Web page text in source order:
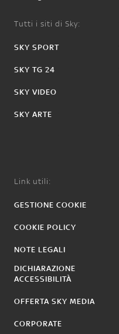
Tutti i siti di Sky:
SKY SPORT
SKY TG 24
SKY VIDEO
SKY ARTE
Link utili:
GESTIONE COOKIE
COOKIE POLICY
NOTE LEGALI
DICHIARAZIONE
ACCESSIBILITÀ
OFFERTA SKY MEDIA
CORPORATE